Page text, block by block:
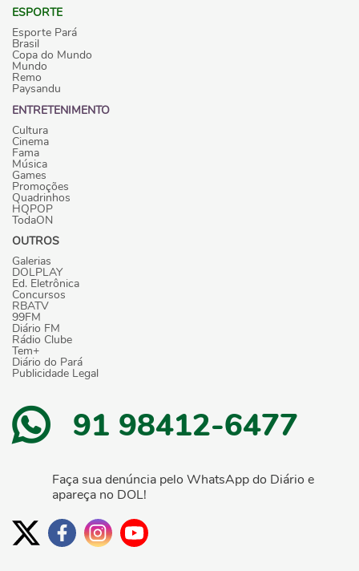
ESPORTE
Esporte Pará
Brasil
Copa do Mundo
Mundo
Remo
Paysandu
ENTRETENIMENTO
Cultura
Cinema
Fama
Música
Games
Promoções
Quadrinhos
HQPOP
TodaON
OUTROS
Galerias
DOLPLAY
Ed. Eletrônica
Concursos
RBATV
99FM
Diário FM
Rádio Clube
Tem+
Diário do Pará
Publicidade Legal
91 98412-6477
Faça sua denúncia pelo WhatsApp do Diário e
apareça no DOL!